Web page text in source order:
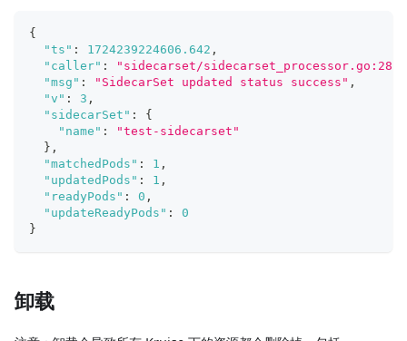
{
"ts" : 1724239224606.642 ,
"caller" :
"sidecarset/sidecarset_processor.go:280"
"msg" : "SidecarSet updated status success" ,
"v" : 3 ,
"sidecarSet" :
{
"name" :
"test-sidecarset"
} ,
"matchedPods" : 1 ,
"updatedPods" : 1 ,
"readyPods" : 0 ,
"updateReadyPods" :
0
}
卸载